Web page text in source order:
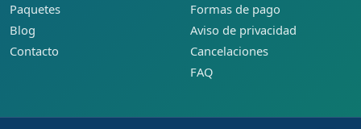
Paquetes
Blog
Contacto
Formas de pago
Aviso de privacidad
Cancelaciones
FAQ